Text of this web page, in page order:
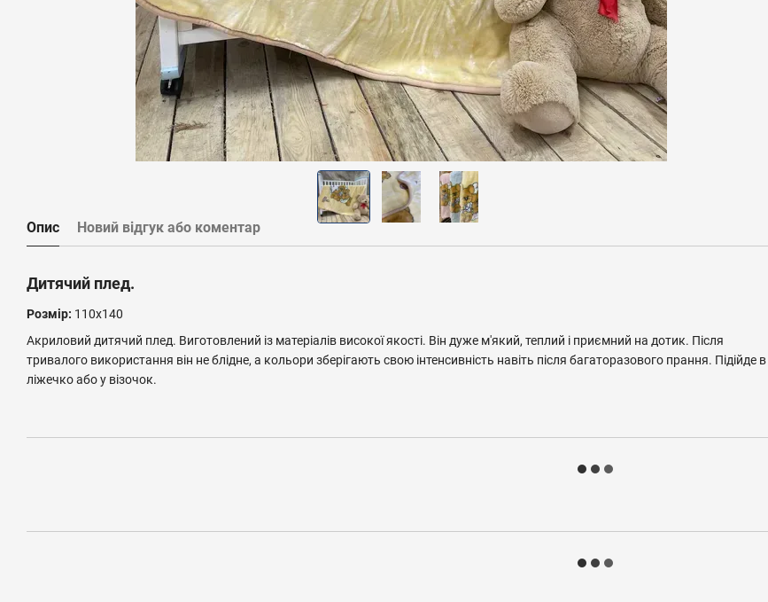
Опис Новий відгук або коментар
Дитячий плед.
Розмір: 110х140
Акриловий дитячий плед. Виготовлений із матеріалів високої якості. Він дуже м'який, теплий і приємний на дотик. Після
тривалого використання він не блідне, а кольори зберігають свою інтенсивність навіть після багаторазового прання. Підійде в
ліжечко або у візочок.